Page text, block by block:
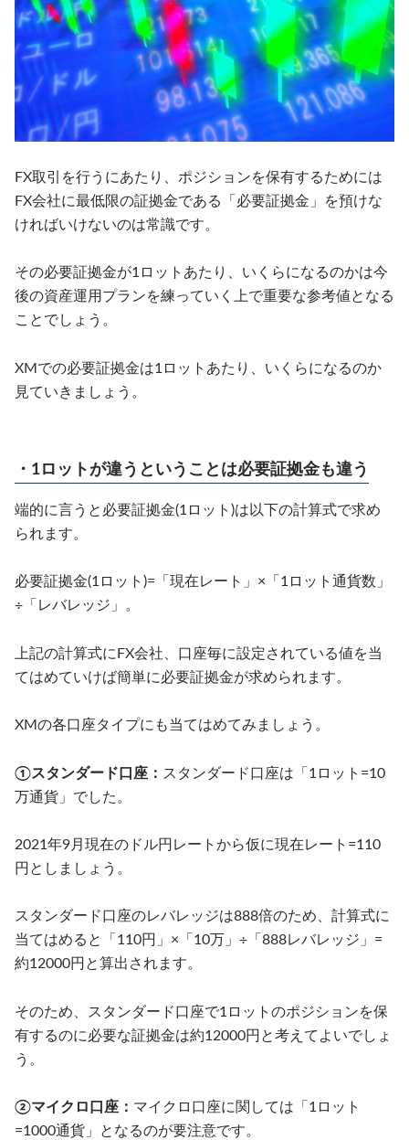
FX取引を行うにあたり、ポジションを保有するためには
FX会社に最低限の証拠金である「必要証拠金」を預けな
ければいけないのは常識です。
その必要証拠金が1ロットあたり、いくらになるのかは今
後の資産運用プランを練っていく上で重要な参考値となる
ことでしょう。
XMでの必要証拠金は1ロットあたり、いくらになるのか
見ていきましょう。
・1ロットが違うということは必要証拠金も違う
端的に言うと必要証拠金(1ロット)は以下の計算式で求め
られます。
必要証拠金(1ロット)=「現在レート」×「1ロット通貨数」
÷「レバレッジ」。
上記の計算式にFX会社、口座毎に設定されている値を当
てはめていけば簡単に必要証拠金が求められます。
XMの各口座タイプにも当てはめてみましょう。
①スタンダード口座： スタンダード口座は「1ロット=10
万通貨」でした。
2021年9月現在のドル円レートから仮に現在レート=110
円としましょう。
スタンダード口座のレバレッジは888倍のため、計算式に
当てはめると「110円」×「10万」÷「888レバレッジ」=
約12000円と算出されます。
そのため、スタンダード口座で1ロットのポジションを保
有するのに必要な証拠金は約12000円と考えてよいでしょ
う。
②マイクロ口座： マイクロ口座に関しては「1ロット
=1000通貨」となるのが要注意です。